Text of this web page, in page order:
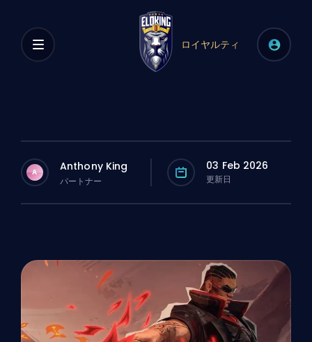
ロイヤルティ
A Anthony King
パートナー
03 Feb 2026
更新日